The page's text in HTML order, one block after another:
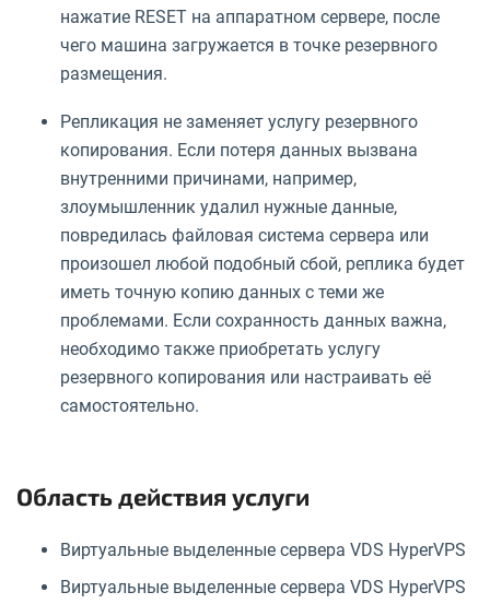
нажатие RESET на аппаратном сервере, после
чего машина загружается в точке резервного
размещения.
Репликация не заменяет услугу резервного
копирования. Если потеря данных вызвана
внутренними причинами, например,
злоумышленник удалил нужные данные,
повредилась файловая система сервера или
произошел любой подобный сбой, реплика будет
иметь точную копию данных с теми же
проблемами. Если сохранность данных важна,
необходимо также приобретать услугу
резервного копирования или настраивать её
самостоятельно.
Область действия услуги
Виртуальные выделенные сервера VDS HyperVPS
Виртуальные выделенные сервера VDS HyperVPS